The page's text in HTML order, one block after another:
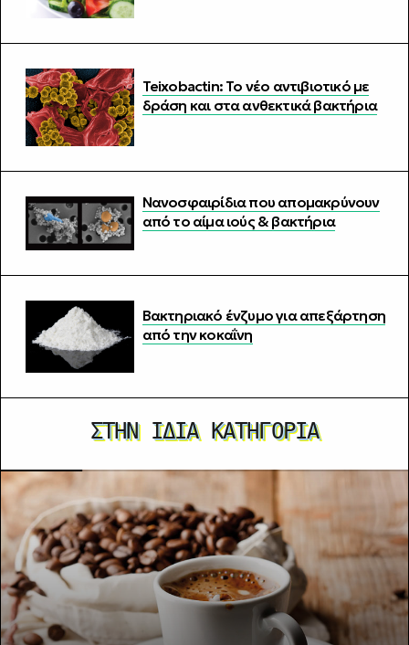
Teixobactin: Το νέο αντιβιοτικό με
δράση και στα ανθεκτικά βακτήρια
Νανοσφαιρίδια που απομακρύνουν
από το αίμα ιούς & βακτήρια
Βακτηριακό ένζυμο για απεξάρτηση
από την κοκαΐνη
ΣΤΗΝ ΊΔΙΑ ΚΑΤΗΓΟΡΊΑ